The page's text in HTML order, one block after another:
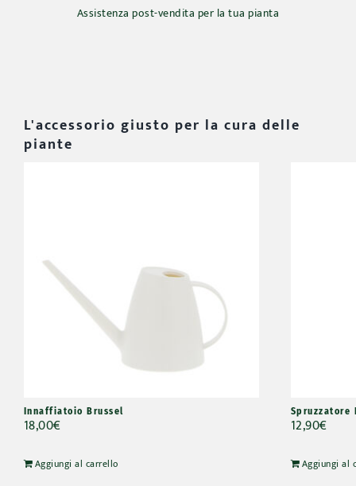
Assistenza post-vendita per la tua pianta
L'accessorio giusto per la cura delle
piante
Innaffiatoio Brussel
18,00€
Aggiungi al carrello
Spruzzatore
12,90€
Aggiungi al